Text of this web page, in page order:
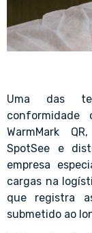
Uma das
WarmMark
SpotSee e
empresa
cargas na
que registra
submetido ao